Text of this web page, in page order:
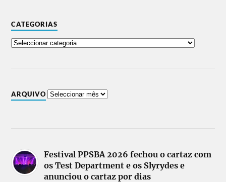
CATEGORIAS
ARQUIVO
Festival PPSBA 2026 fechou o cartaz com
os Test Department e os Slyrydes e
anunciou o cartaz por dias